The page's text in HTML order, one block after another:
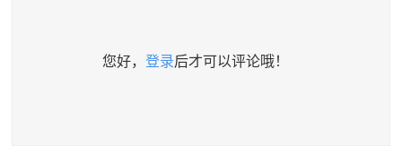
您好， 登录后才可以评论哦！